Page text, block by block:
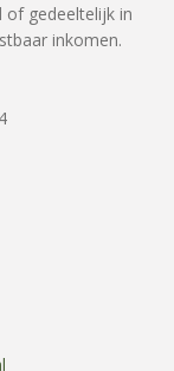
of gedeeltelijk in
inkomen.